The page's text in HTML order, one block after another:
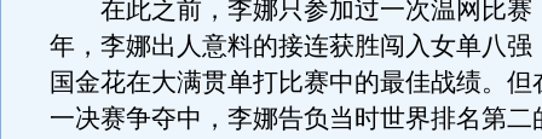
在此之前，李娜只参加过一次温网比赛
年，李娜出人意料的接连获胜闯入女单八强
国金花在大满贯单打比赛中的最佳战绩。但
一决赛争夺中，李娜告负当时世界排名第二